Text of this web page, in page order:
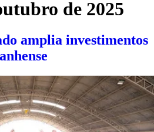
de 2025
amplia investimentos